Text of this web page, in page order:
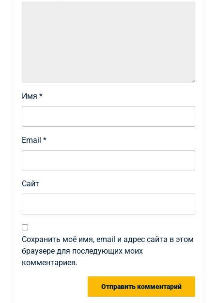
Имя *
Email *
Сайт
Сохранить моё имя, email и адрес сайта в этом
браузере для последующих моих
комментариев.